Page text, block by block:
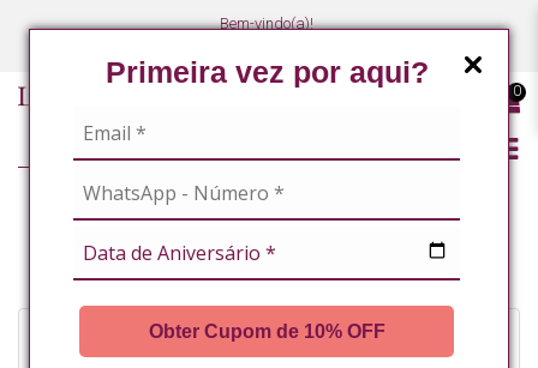
Primeira vez por aqui?
Obter Cupom de 10% OFF
Bem-vindo(a)!
0